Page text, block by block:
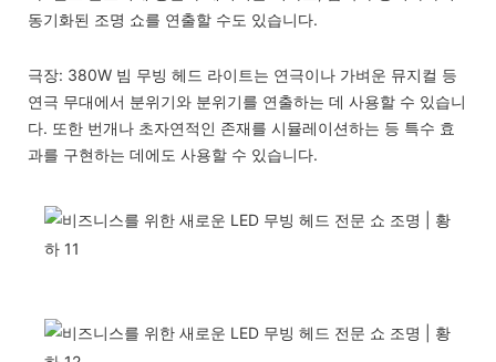
동기화된 조명 쇼를 연출할 수도 있습니다.
극장: 380W 빔 무빙 헤드 라이트는 연극이나 가벼운 뮤지컬 등
연극 무대에서 분위기와 분위기를 연출하는 데 사용할 수 있습니
다. 또한 번개나 초자연적인 존재를 시뮬레이션하는 등 특수 효
과를 구현하는 데에도 사용할 수 있습니다.